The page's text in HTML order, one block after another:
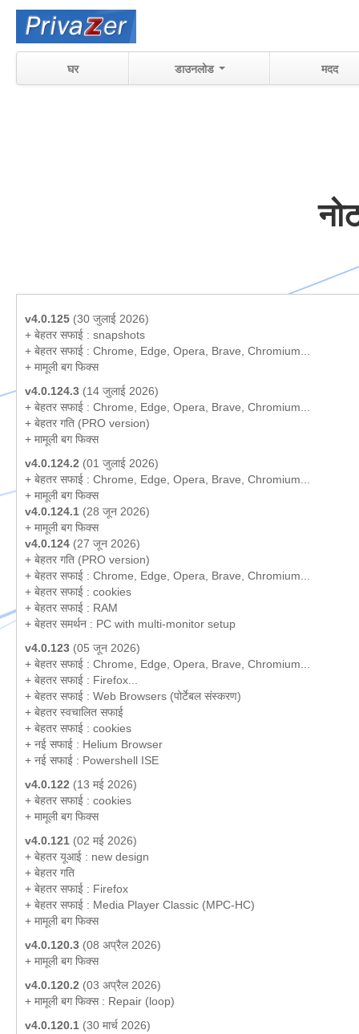
घर डाउनलोड मदद
v4.0.125 (30 जुलाई 2026)
+ बेहतर सफाई : snapshots
+ बेहतर सफाई : Chrome, Edge, Opera, Brave, Chromium...
+ मामूली बग फिक्स
v4.0.124.3 (14 जुलाई 2026)
+ बेहतर सफाई : Chrome, Edge, Opera, Brave, Chromium...
+ बेहतर गति (PRO version)
+ मामूली बग फिक्स
v4.0.124.2 (01 जुलाई 2026)
+ बेहतर सफाई : Chrome, Edge, Opera, Brave, Chromium...
+ मामूली बग फिक्स
v4.0.124.1 (28 जून 2026)
+ मामूली बग फिक्स
v4.0.124 (27 जून 2026)
+ बेहतर गति (PRO version)
+ बेहतर सफाई : Chrome, Edge, Opera, Brave, Chromium...
+ बेहतर सफाई : cookies
+ बेहतर सफाई : RAM
+ बेहतर समर्थन : PC with multi-monitor setup
v4.0.123 (05 जून 2026)
+ बेहतर सफाई : Chrome, Edge, Opera, Brave, Chromium...
+ बेहतर सफाई : Firefox...
+ बेहतर सफाई : Web Browsers (पोर्टेबल संस्करण)
+ बेहतर स्वचालित सफाई
+ बेहतर सफाई : cookies
+ नई सफाई : Helium Browser
+ नई सफाई : Powershell ISE
v4.0.122 (13 मई 2026)
+ बेहतर सफाई : cookies
+ मामूली बग फिक्स
v4.0.121 (02 मई 2026)
+ बेहतर यूआई : new design
+ बेहतर गति
+ बेहतर सफाई : Firefox
+ बेहतर सफाई : Media Player Classic (MPC-HC)
+ मामूली बग फिक्स
v4.0.120.3 (08 अप्रैल 2026)
+ मामूली बग फिक्स
v4.0.120.2 (03 अप्रैल 2026)
+ मामूली बग फिक्स : Repair (loop)
v4.0.120.1 (30 मार्च 2026)